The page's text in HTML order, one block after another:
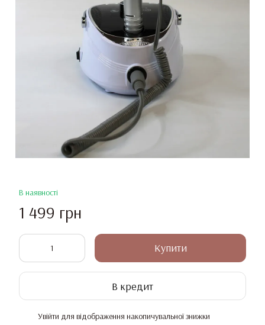
В наявності
1 499 грн
Купити
В кредит
Увійти для відображення накопичувальної знижки